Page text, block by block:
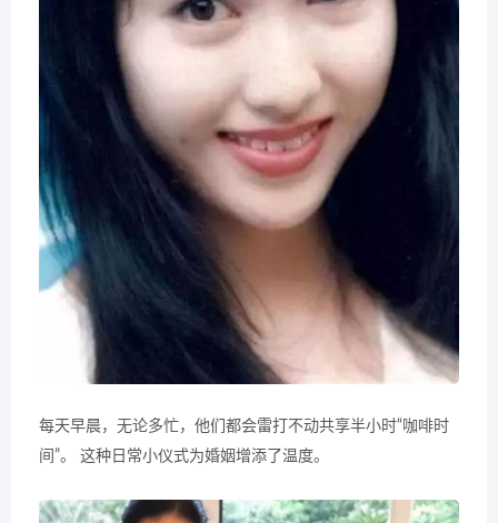
每天早晨，无论多忙，他们都会雷打不动共享半小时“咖啡时
间”。 这种日常小仪式为婚姻增添了温度。